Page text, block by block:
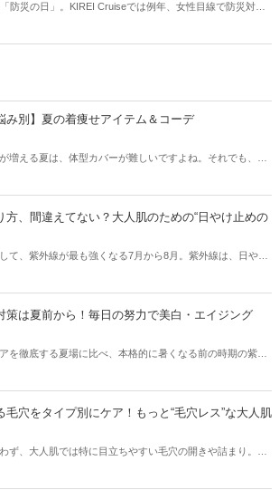
防災の日」。KIREI Cruiseでは例年、女性目線で防災対策
み別】夏の着痩せアイテム＆コーデ
増える夏は、体型カバーが難しいですよね。それでも、素
下がってきた」などのお悩み別に、夏の着痩せコーデをご紹
方、間違えてない？大人肌のための“日やけ止めの
て、紫外線が最も強くなる7月から8月。紫外線は、日や
しく使えていないと、肌は無防備な状態と同じなんです！
は、紫外線から肌を徹底ガードするために、日やけ止めの
策は夏前から！毎日の努力で美白・エイジング
を徹底する夏場に比べ、本格的に暑くなる前の時期の紫外
ので、この時期の紫外線こそ要注意！また紫外線を浴びるこ
ができてしまった部分は、シワのリスクにつながるなどの肌
のためにも重要です。今回は、そんな大人の肌ケアには欠
毛穴をタイプ別にケア！もっと“毛穴レス”な大人肌
ず、大人肌では特に目立ちやすい毛穴の開きや詰まり。夏